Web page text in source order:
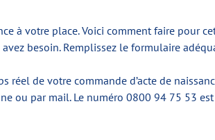
à votre place. Voici comment faire pour
besoin. Remplissez le formulaire
réel de votre commande d’acte de
ou par mail. Le numéro 0800 94 75 53